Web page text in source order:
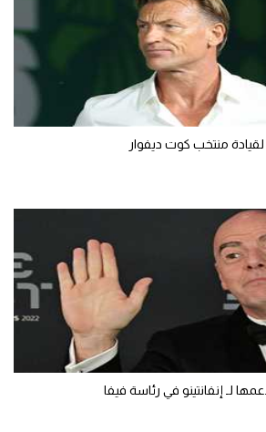
لقيادة منتخب كوت ديفوار
لـ إنفانتينو في رئاسة فيفا